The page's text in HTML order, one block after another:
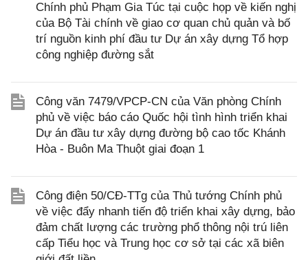
Chính phủ Phạm Gia Túc tại cuộc họp về kiến nghị
của Bộ Tài chính về giao cơ quan chủ quản và bố
trí nguồn kinh phí đầu tư Dự án xây dựng Tổ hợp
công nghiệp đường sắt
Công văn 7479/VPCP-CN của Văn phòng Chính
phủ về việc báo cáo Quốc hội tình hình triển khai
Dự án đầu tư xây dựng đường bộ cao tốc Khánh
Hòa - Buôn Ma Thuột giai đoạn 1
Công điện 50/CĐ-TTg của Thủ tướng Chính phủ
về việc đẩy nhanh tiến độ triển khai xây dựng, bảo
đảm chất lượng các trường phổ thông nội trú liên
cấp Tiểu học và Trung học cơ sở tại các xã biên